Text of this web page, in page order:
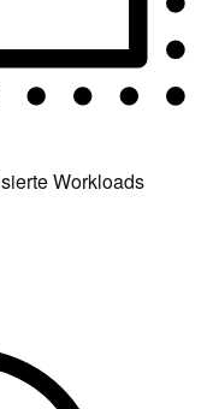
Workloads